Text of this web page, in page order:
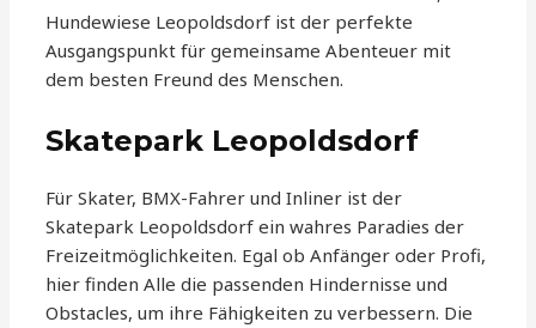
Hundewiese Leopoldsdorf ist der perfekte
Ausgangspunkt für gemeinsame Abenteuer mit
dem besten Freund des Menschen.
Skatepark Leopoldsdorf
Für Skater, BMX-Fahrer und Inliner ist der
Skatepark Leopoldsdorf ein wahres Paradies der
Freizeitmöglichkeiten. Egal ob Anfänger oder Profi,
hier finden Alle die passenden Hindernisse und
Obstacles, um ihre Fähigkeiten zu verbessern. Die